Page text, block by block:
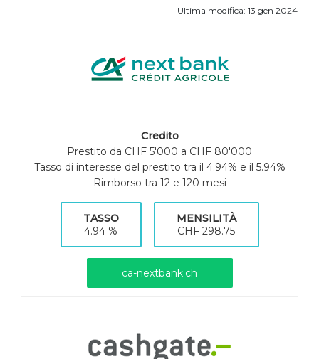
Ultima modifica: 13 gen 2024
Credito
Prestito da CHF 5'000 a CHF 80'000
Tasso di interesse del prestito tra il 4.94% e il 5.94%
Rimborso tra 12 e 120 mesi
TASSO
4.94 %
MENSILITÀ
CHF 298.75
ca-nextbank.ch